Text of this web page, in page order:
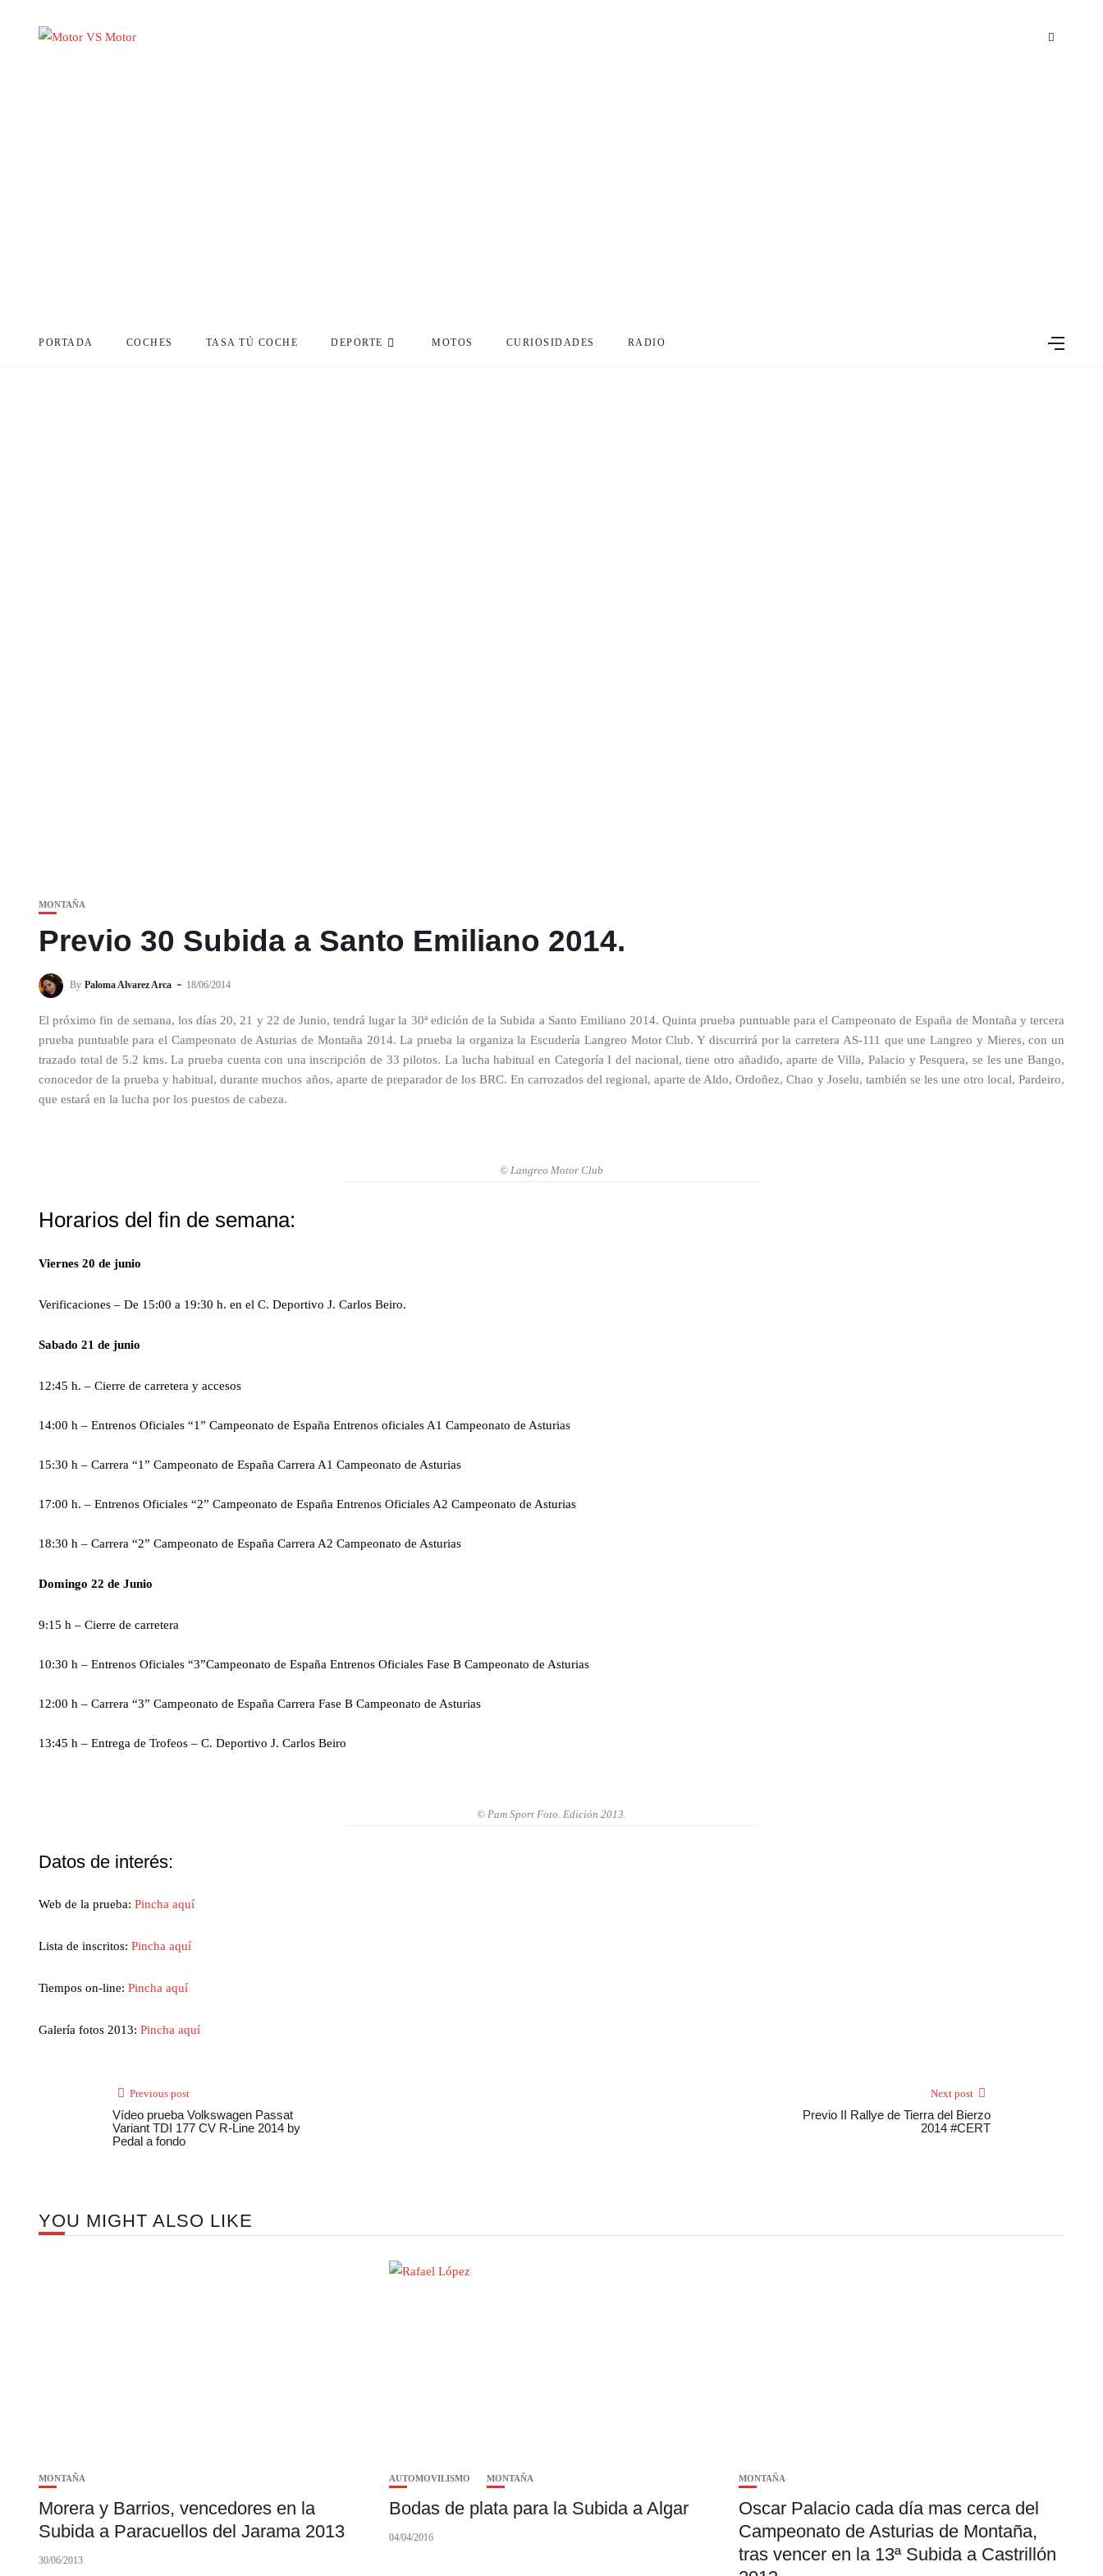
PORTADA COCHES TASA TÚ COCHE DEPORTE MOTOS CURIOSIDADES RADIO
MONTAÑA
Previo 30 Subida a Santo Emiliano 2014.
By Paloma Alvarez Arca 18/06/2014
El próximo fin de semana, los días 20, 21 y 22 de Junio, tendrá lugar la 30ª edición de la Subida a Santo Emiliano 2014. Quinta prueba puntuable para el Campeonato de España de Montaña y tercera
prueba puntuable para el Campeonato de Asturias de Montaña 2014. La prueba la organiza la Escudería Langreo Motor Club. Y discurrirá por la carretera AS-111 que une Langreo y Mieres, con un
trazado total de 5.2 kms. La prueba cuenta con una inscripción de 33 pilotos. La lucha habitual en Categoría I del nacional, tiene otro añadido, aparte de Villa, Palacio y Pesquera, se les une Bango,
conocedor de la prueba y habitual, durante muchos años, aparte de preparador de los BRC. En carrozados del regional, aparte de Aldo, Ordoñez, Chao y Joselu, también se les une otro local, Pardeiro,
que estará en la lucha por los puestos de cabeza.
© Langreo Motor Club
Horarios del fin de semana:
Viernes 20 de junio
Verificaciones – De 15:00 a 19:30 h. en el C. Deportivo J. Carlos Beiro.
Sabado 21 de junio
12:45 h. – Cierre de carretera y accesos
14:00 h – Entrenos Oficiales “1” Campeonato de España Entrenos oficiales A1 Campeonato de Asturias
15:30 h – Carrera “1” Campeonato de España Carrera A1 Campeonato de Asturias
17:00 h. – Entrenos Oficiales “2” Campeonato de España Entrenos Oficiales A2 Campeonato de Asturias
18:30 h – Carrera “2” Campeonato de España Carrera A2 Campeonato de Asturias
Domingo 22 de Junio
9:15 h – Cierre de carretera
10:30 h – Entrenos Oficiales “3”Campeonato de España Entrenos Oficiales Fase B Campeonato de Asturias
12:00 h – Carrera “3” Campeonato de España Carrera Fase B Campeonato de Asturias
13:45 h – Entrega de Trofeos – C. Deportivo J. Carlos Beiro
© Pam Sport Foto. Edición 2013.
Datos de interés:
Web de la prueba: Pincha aquí
Lista de inscritos: Pincha aquí
Tiempos on-line: Pincha aquí
Galería fotos 2013: Pincha aquí
Previous post
Vídeo prueba Volkswagen Passat
Variant TDI 177 CV R-Line 2014 by
Pedal a fondo
Next post
Previo II Rallye de Tierra del Bierzo
2014 #CERT
YOU MIGHT ALSO LIKE
MONTAÑA
Morera y Barrios, vencedores en la
Subida a Paracuellos del Jarama 2013
30/06/2013
AUTOMOVILISMO MONTAÑA
Bodas de plata para la Subida a Algar
04/04/2016
MONTAÑA
Oscar Palacio cada día mas cerca del
Campeonato de Asturias de Montaña,
tras vencer en la 13ª Subida a Castrillón